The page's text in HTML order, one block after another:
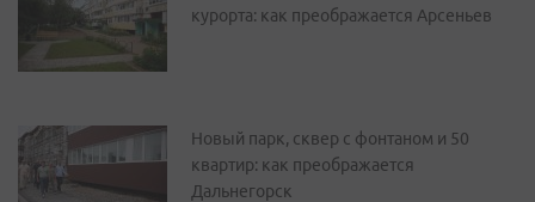
курорта: как преображается Арсеньев
Новый парк, сквер с фонтаном и 50
квартир: как преображается
Дальнегорск